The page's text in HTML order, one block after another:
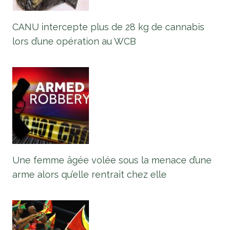
CANU intercepte plus de 28 kg de cannabis
lors d’une opération au WCB
Une femme âgée volée sous la menace d’une
arme alors qu’elle rentrait chez elle